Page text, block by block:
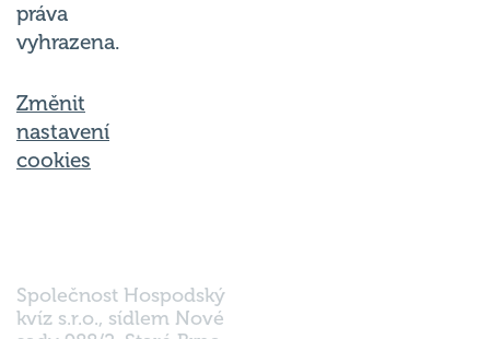
práva
vyhrazena.
Změnit
nastavení
cookies
Společnost Hospodský
kvíz s.r.o., sídlem Nové